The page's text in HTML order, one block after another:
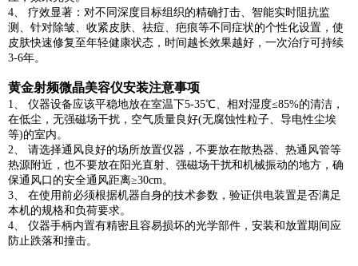
4、 疗效显著：对不同深度目标组织的精确打击、智能实时阻抗监
测、针对除皱、收紧皮肤、祛痘、疤痕等不同症状的个性化设置，使
皮肤快速修复至年轻健康状态，时间越长效果越好，一次治疗可持续
3-6年。
黄金射频微晶美容仪安装注意事项
1、 仪器设备应该平稳地放在室温下5-35℃、相对湿度≤85%的清洁，
在低尘，无强磁场干扰，空气质量良好(无腐蚀性粒子、导电性尘埃
等)的室内。
2、 请选择通风良好的场所放置仪器，不要放在散热器、热通风管等
热源附近，也不要放在阳光直射、强磁场干扰和机械振动的地方，确
保通风口的安全通风距离≥30cm。
3、 在使用前必须根据机器自身的技术参数，验证供电装置是否满足
本机的规格和负荷要求。
4、 仪器手柄内置有精密且容易损坏的光学部件，安装和放置期间应
防止跌落和撞击。